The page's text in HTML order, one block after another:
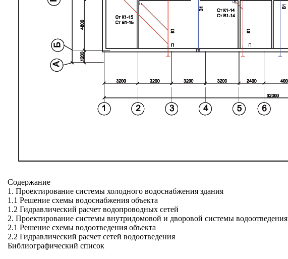
Содержание
1. Проектирование системы холодного водоснабжения здания
1.1 Решение схемы водоснабжения объекта
1.2 Гидравлический расчет водопроводных сетей
2. Проектирование системы внутридомовой и дворовой системы водоотведения
2.1 Решение схемы водоотведения объекта
2.2 Гидравлический расчет сетей водоотведения
Библиографический список